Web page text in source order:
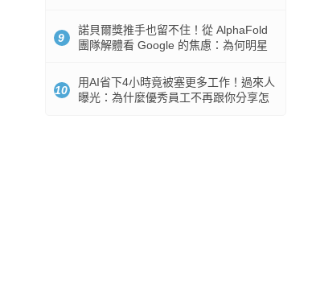
9
諾貝爾獎推手也留不住！從 AlphaFold
團隊解體看 Google 的焦慮：為何明星
10
用AI省下4小時竟被塞更多工作！過來人
曝光：為什麼優秀員工不再跟你分享怎